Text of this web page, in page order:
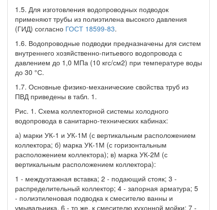
1.5. Для изготовления водопроводных подводок
применяют трубы из полиэтилена высокого давления
(ГИД) согласно ГОСТ 18599-83.
1.6. Водопроводные подводки предназначены для систем
внутреннего хозяйственно-питьевого водопровода с
давлением до 1,0 МПа (10 кгс/см2) при температуре воды
до 30 °С.
1.7. Основные физико-механические свойства труб из
ПВД приведены в табл. 1.
Рис. 1. Схема коллекторной системы холодного
водопровода в санитарно-технических кабинах:
а) марки УК-1 и УК-1М (с вертикальным расположением
коллектора; б) марка УК-1М (с горизонтальным
расположением коллектора); в) марка УК-2М (с
вертикальным расположением коллектора):
1 - междуэтажная вставка; 2 - подающий стояк; 3 -
распределительный коллектор; 4 - запорная арматура; 5
- полиэтиленовая подводка к смесителю ванны и
умывальника, 6 - то же, к смесителю кухонной мойки; 7 -